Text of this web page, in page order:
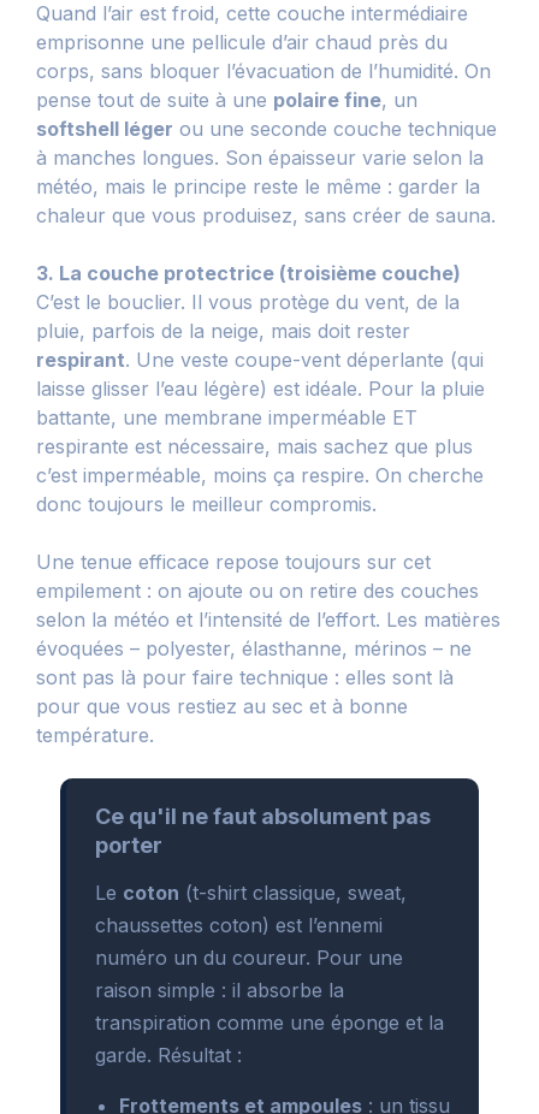
Quand l’air est froid, cette couche intermédiaire
emprisonne une pellicule d’air chaud près du
corps, sans bloquer l’évacuation de l’humidité. On
pense tout de suite à une polaire fine, un
softshell léger ou une seconde couche technique
à manches longues. Son épaisseur varie selon la
météo, mais le principe reste le même : garder la
chaleur que vous produisez, sans créer de sauna.
3. La couche protectrice (troisième couche)
C’est le bouclier. Il vous protège du vent, de la
pluie, parfois de la neige, mais doit rester
respirant. Une veste coupe-vent déperlante (qui
laisse glisser l’eau légère) est idéale. Pour la pluie
battante, une membrane imperméable ET
respirante est nécessaire, mais sachez que plus
c’est imperméable, moins ça respire. On cherche
donc toujours le meilleur compromis.
Une tenue efficace repose toujours sur cet
empilement : on ajoute ou on retire des couches
selon la météo et l’intensité de l’effort. Les matières
évoquées – polyester, élasthanne, mérinos – ne
sont pas là pour faire technique : elles sont là
pour que vous restiez au sec et à bonne
température.
Ce qu'il ne faut absolument pas
porter
Le coton (t-shirt classique, sweat,
chaussettes coton) est l’ennemi
numéro un du coureur. Pour une
raison simple : il absorbe la
transpiration comme une éponge et la
garde. Résultat :
Frottements et ampoules : un tissu